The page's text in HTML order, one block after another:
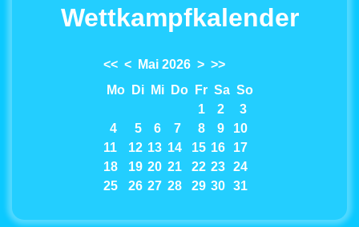
Wettkampfkalender
<< < Mai 2026 > >>
Mo
Di Mi Do Fr Sa So
1
2
3
4
5 6 7 8 9
10
11
12 13 14 15 16
17
18
19 20 21 22 23
24
25
26 27 28 29 30 31